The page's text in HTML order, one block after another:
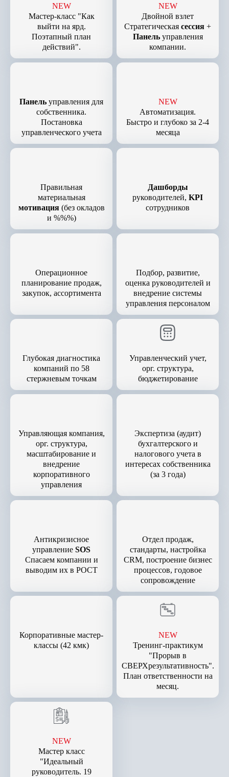
NEW
Мастер-класс "Как
выйти на ярд.
Поэтапный план
действий".
NEW
Двойной взлет
Стратегическая сессия +
Панельуправления
компании.
Панель управления для
собственника.
Постановка
управленческого учета
NEW
Автоматизация.
Быстро и глубоко за 2-4
месяца
Правильная
материальная
мотивация(без окладов
и %%%)
Дашборды
руководителей, KPI
сотрудников
Операционное
планирование продаж,
закупок, ассортимента
Подбор, развитие,
оценка руководителей и
внедрение системы
управления персоналом
Глубокая диагностика
компаний по 58
стержневым точкам
Управленческий учет,
орг. структура,
бюджетирование
Управляющая компания,
орг. структура,
масштабирование и
внедрение
корпоративного
управления
Экспертиза (аудит)
бухгалтерского и
налогового учета в
интересах собственника
(за 3 года)
Антикризисное
управление SOS
Спасаем компании и
выводим их в РОСТ
Отдел продаж,
стандарты, настройка
CRM, построение бизнес
процессов, годовое
сопровождение
Корпоративные мастер-
классы (42 кмк)
NEW
Тренинг-практикум
"Прорыв в
СВЕРХрезультативность".
План ответственности на
месяц.
NEW
Мастер класс
"Идеальный
руководитель. 19